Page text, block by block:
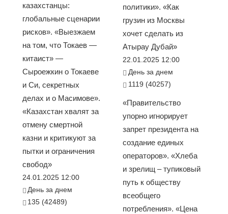
казахстанцы:
глобальные сценарии
рисков». «Выезжаем
на том, что Токаев —
китаист» —
Сыроежкин о Токаеве
и Си, секретных
делах и о Масимове».
«Казахстан хвалят за
отмену смертной
казни и критикуют за
пытки и ограничения
свобод»
24.01.2025 12:00
День за днем
135 (42489)
политики». «Как
грузин из Москвы
хочет сделать из
Атырау Дубай»
22.01.2025 12:00
День за днем
1119 (40257)
«Правительство
упорно игнорирует
запрет президента на
создание единых
операторов». «Хлеба
и зрелищ – тупиковый
путь к обществу
всеобщего
потребления». «Цена